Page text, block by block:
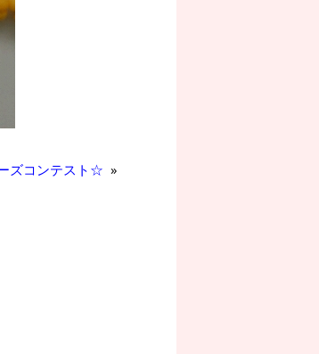
ズコンテスト☆ »